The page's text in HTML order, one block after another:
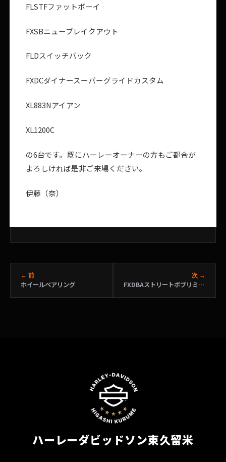
FLSTFファットボーイ
FXSBニューブレイクアウト
FLDスイッチバック
FXDCダイナースーパーグライドカスタム
XL883Nアイアン
XL1200C
の6台です。既にハーレーオーナーの方もご都合が
よろしければ是非ご来場ください。
伊藤（奈）
← 前
ホイールベアリング
次 →
FXDBAストリートボブリミテッド髙橋様ユーザーズボイス
ハーレーダビッドソン東久留米